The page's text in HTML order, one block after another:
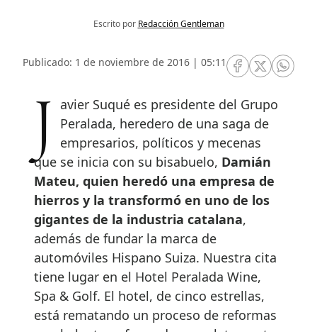
Escrito por Redacción Gentleman
Publicado: 1 de noviembre de 2016 | 05:11
RRSS Facebook
RRSSRRSS
Javier Suqué es presidente del Grupo
Peralada, heredero de una saga de
empresarios, políticos y mecenas
que se inicia con su bisabuelo, Damián
Mateu, quien heredó una empresa de
hierros y la transformó en uno de los
gigantes de la industria catalana,
además de fundar la marca de
automóviles Hispano Suiza. Nuestra cita
tiene lugar en el Hotel Peralada Wine,
Spa & Golf. El hotel, de cinco estrellas,
está rematando un proceso de reformas